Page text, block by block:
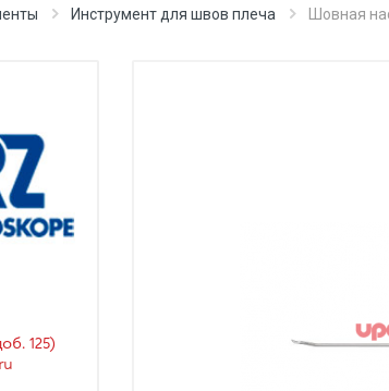
Инструмент для швов плеча Шовная
125)